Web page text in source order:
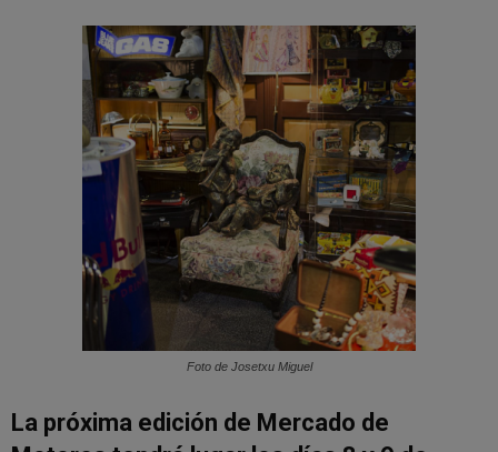
Foto de Josetxu Miguel
La próxima edición de Mercado de